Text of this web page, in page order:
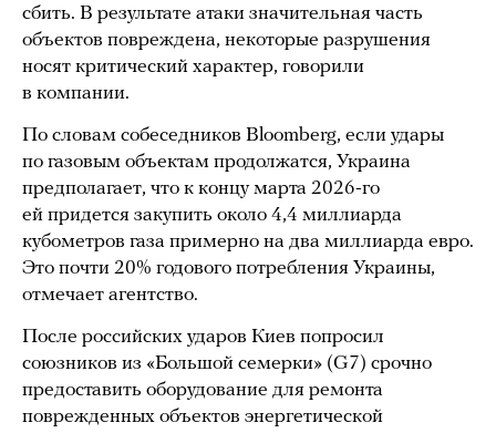
сбить. В результате атаки значительная часть
объектов повреждена, некоторые разрушения
носят критический характер, говорили
в компании.
По словам собеседников Bloomberg, если удары
по газовым объектам продолжатся, Украина
предполагает, что к концу марта 2026-го
ей придется закупить около 4,4 миллиарда
кубометров газа примерно на два миллиарда евро.
Это почти 20% годового потребления Украины,
отмечает агентство.
После российских ударов Киев попросил
союзников из «Большой семерки» (G7) срочно
предоставить оборудование для ремонта
поврежденных объектов энергетической